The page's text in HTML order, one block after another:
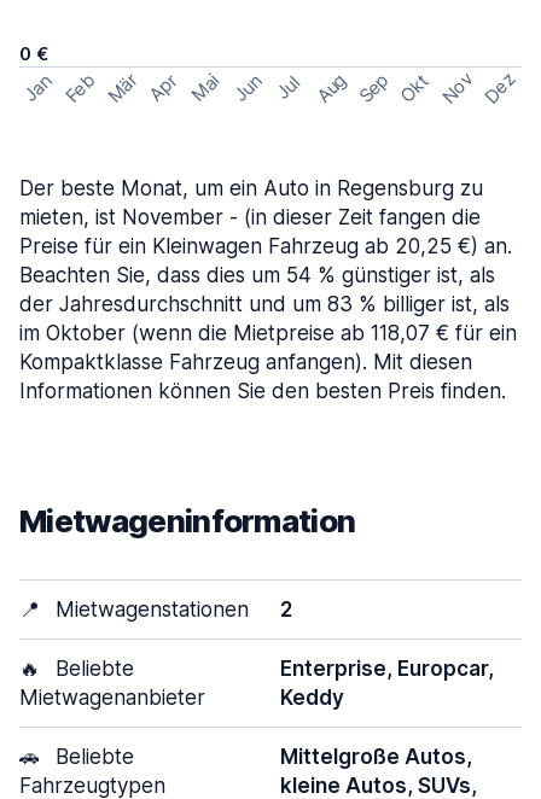
0 €
Jan Feb Mär Apr Mai Jun Jul Aug Sep Okt Nov Dez
Der beste Monat, um ein Auto in Regensburg zu
mieten, ist November - (in dieser Zeit fangen die
Preise für ein Kleinwagen Fahrzeug ab 20,25 €) an.
Beachten Sie, dass dies um 54 % günstiger ist, als
der Jahresdurchschnitt und um 83 % billiger ist, als
im Oktober (wenn die Mietpreise ab 118,07 € für ein
Kompaktklasse Fahrzeug anfangen). Mit diesen
Informationen können Sie den besten Preis finden.
Mietwageninformation
📍 Mietwagenstationen 2
🔥
Beliebte
Mietwagenanbieter
Enterprise, Europcar,
Keddy
🚗
Beliebte
Fahrzeugtypen
Mittelgroße Autos,
kleine Autos, SUVs,